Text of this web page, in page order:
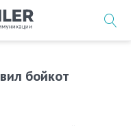
бойкот